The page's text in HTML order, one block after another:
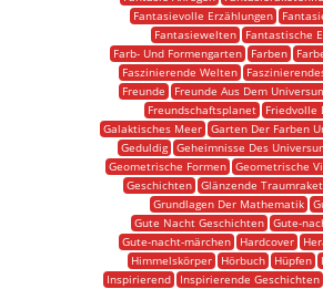
Fantasievolle Erzählungen
Fantasiewelten
Fantastische
Farb- Und Formengarten
Farben
Faszinierende Welten
Freunde
Freunde Aus Dem
Freundschaftsplanet
Friedvolle
Galaktisches Meer
Garten Der Farben
Geduldig
Geheimnisse Des
Geometrische Formen
Geometrische
Geschichten Glänzende
Grundlagen Der Mathematik
Gute Nacht Geschichten Gute-
Gute-nacht-märchen
Hardcover
Himmelskörper
Hörbuch Hüpfen
Inspirierend
Inspirierende Geschichten